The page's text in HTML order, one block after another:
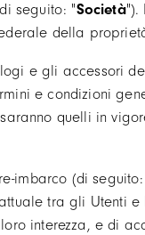
seguito: "Società").
della
e gli accessori
e condizioni
quelli in
imbarco (di
tra gli Utenti
interezza, e di